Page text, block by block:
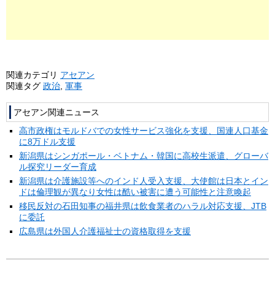
関連カテゴリ アセアン
関連タグ 政治 軍事
アセアン関連ニュース
高市政権はモルドバでの女性サービス強化を支援、国連人口基金
に8万ドル支援
新潟県はシンガポール・ベトナム・韓国に高校生派遣、グローバ
ル探究リーダー育成
新潟県は介護施設等へのインド人受入支援、大使館は日本とイン
ドは倫理観が異なり女性は酷い被害に遭う可能性と注意喚起
移民反対の石田知事の福井県は飲食業者のハラル対応支援、JTB
に委託
広島県は外国人介護福祉士の資格取得を支援